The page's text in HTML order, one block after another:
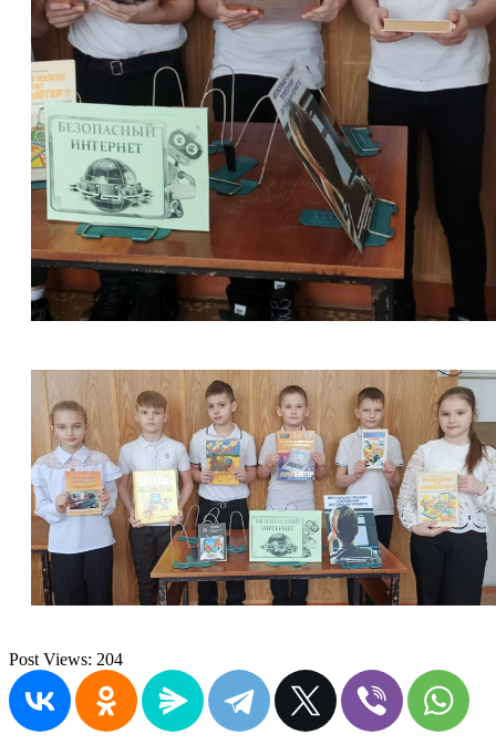
Post Views: 204